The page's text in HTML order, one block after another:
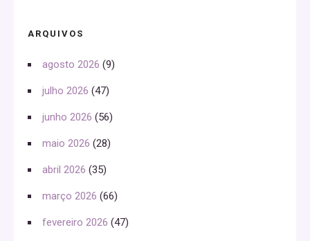
ARQUIVOS
agosto 2026 (9)
julho 2026 (47)
junho 2026 (56)
maio 2026 (28)
abril 2026 (35)
março 2026 (66)
fevereiro 2026 (47)